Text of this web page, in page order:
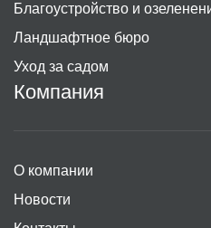
Благоустройство и
Ландшафтное бюро
Уход за садом
Компания
О компании
Новости